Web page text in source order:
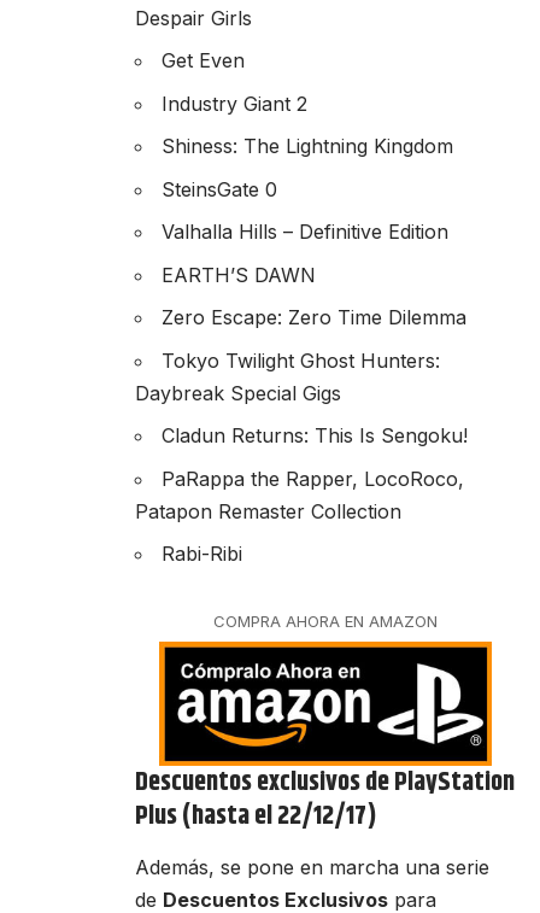
Despair Girls
Get Even
Industry Giant 2
Shiness: The Lightning Kingdom
SteinsGate 0
Valhalla Hills – Definitive Edition
EARTH’S DAWN
Zero Escape: Zero Time Dilemma
Tokyo Twilight Ghost Hunters:
Daybreak Special Gigs
Cladun Returns: This Is Sengoku!
PaRappa the Rapper, LocoRoco,
Patapon Remaster Collection
Rabi-Ribi
COMPRA AHORA EN AMAZON
Descuentos exclusivos de PlayStation
Plus (hasta el 22/12/17)
Además, se pone en marcha una serie
de Descuentos Exclusivos para